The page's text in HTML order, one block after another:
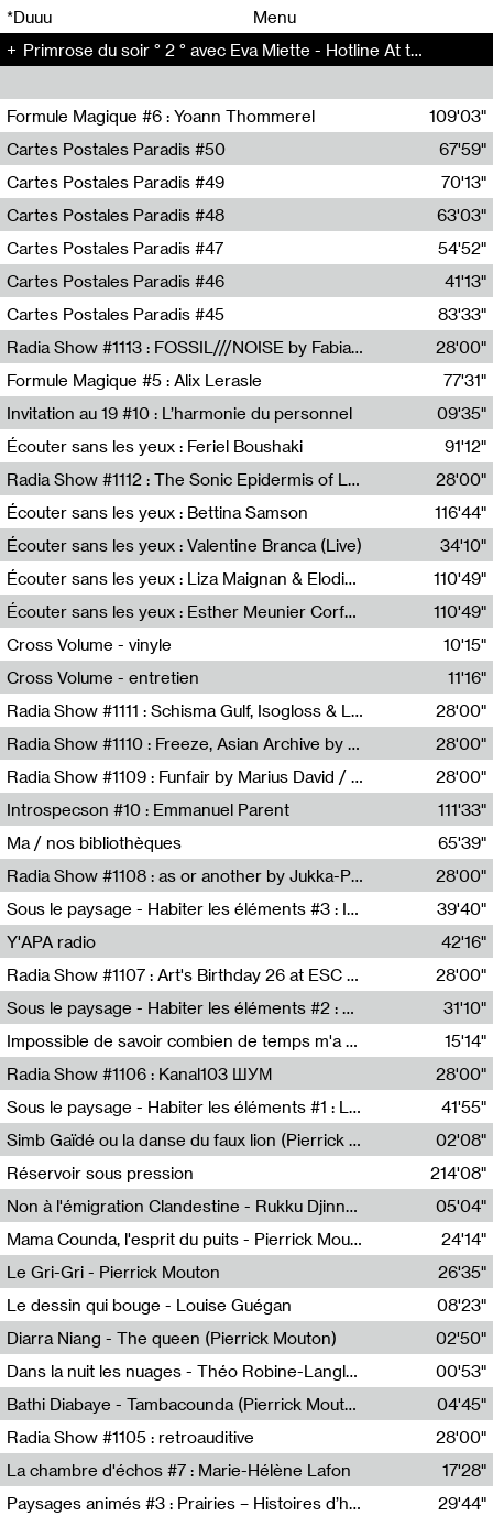
*Duuu
Menu
Primrose du soir ° 2 ° avec Eva Miette - Hotline At the same time (2)
Formule Magique #6 : Yoann Thommerel
Nathalie Lacroix,Yoann Thommerel
109'03"
Cartes Postales Paradis #50
Zoé Leroux
67'59"
Cartes Postales Paradis #49
Aurore Portales
70'13"
Cartes Postales Paradis #48
Mathias Dupaquier
63'03"
Cartes Postales Paradis #47
Raymond Engramer
54'52"
Cartes Postales Paradis #46
Sarah Banville
41'13"
Cartes Postales Paradis #45
Mateo Cuin
83'33"
Radia Show #1113 : FOSSIL///NOISE by Fabiana Gibim / Wave Farm
Wave Farm
28'00"
Formule Magique #5 : Alix Lerasle
Nathalie Lacroix
77'31"
Invitation au 19 #10 : L’harmonie du personnel
19, CRAC
09'35"
Écouter sans les yeux : Feriel Boushaki
Feriel Boushaki
91'12"
Radia Show #1112 : The Sonic Epidermis of Lake Léman by Paul Courlet / Guest Slot
28'00"
Écouter sans les yeux : Bettina Samson
Bettina Samson
116'44"
Écouter sans les yeux : Valentine Branca (Live)
Valentine Branca
34'10"
Écouter sans les yeux : Liza Maignan & Elodie Lecat
Liza Maignan,Elodie Lecat
110'49"
Écouter sans les yeux : Esther Meunier Corfdyr
Esther Meunier Corfdyr
110'49"
Cross Volume - vinyle
10'15"
Cross Volume - entretien
11'16"
Radia Show #1111 : Schisma Gulf, Isogloss & Lament For The Old Clock By Harvey Young / Resonance
Resonance
28'00"
Radia Show #1110 : Freeze, Asian Archive by Avita Maheen / Radio Worm
Radio WORM
28'00"
Radia Show #1109 : Funfair by Marius David / JET FM
Jet FM
28'00"
Introspecson #10 : Emmanuel Parent
Pierre Henry,Emmanuel Parent
111'33"
Ma / nos bibliothèques
Sarah Tritz,Elene Lapiashivili,Justin Marconnet,Mateo Cuche,Esther Lechevalier,Suzie Lecroart,Romance Castelet
65'39"
Radia Show #1108 : as or another by Jukka-Pekka Kervinen / Rádio Zero
Radio Zero
28'00"
Sous le paysage - Habiter les éléments #3 : Interprétations, rituels et symboliques des éléments
Nastassja Martin
39'40"
Y'APA radio
Pierrick Mouton
42'16"
Radia Show #1107 : Art's Birthday 26 at ESC - Medien Kunst Labor
Radio Helsinki
28'00"
Sous le paysage - Habiter les éléments #2 : Vers le tournant élémentaire
Nastassja Martin
31'10"
Impossible de savoir combien de temps m'a échappé
Mélanie Blaison,Mateo Cuin
15'14"
Radia Show #1106 : Kanal103 ШУМ
Kanal103
28'00"
Sous le paysage - Habiter les éléments #1 : Les éléments et les débordements du vivant
Nastassja Martin
41'55"
Simb Gaïdé ou la danse du faux lion (Pierrick Mouton)
Pierrick Mouton,Simb Gaïdé
02'08"
Réservoir sous pression
214'08"
Non à l'émigration Clandestine - Rukku Djinne Squad (Eden Tinto Collins)
Eden Tinto Collins,Rukku Djinne
05'04"
Mama Counda, l'esprit du puits - Pierrick Mouton
Pierrick Mouton
24'14"
Le Gri-Gri - Pierrick Mouton
Pierrick Mouton
26'35"
Le dessin qui bouge - Louise Guégan
Louise Guégan
08'23"
Diarra Niang - The queen (Pierrick Mouton)
Pierrick Mouton,Diarra Niang
02'50"
Dans la nuit les nuages - Théo Robine-Langlois
Théo Robine-Langlois,LD Beat
00'53"
Bathi Diabaye - Tambacounda (Pierrick Mouton)
Pierrick Mouton,Bathi Diabaye
04'45"
Radia Show #1105 : retroauditive
Soundart Radio
28'00"
La chambre d'échos #7 : Marie-Hélène Lafon
Revue Les Chambres,Marie-Hélène Lafon
17'28"
Paysages animés #3 : Prairies – Histoires d’herbes et d’humains
29'44"
00 00
00 00